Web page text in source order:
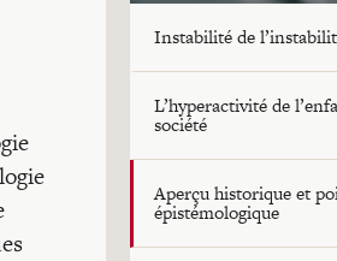
Instabilité de
L’hyperactivité de
société
Aperçu historique et
épistémologique